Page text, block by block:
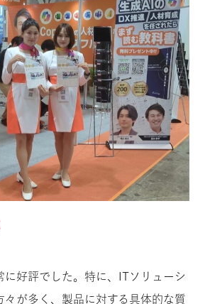
に好評でした。特に、ITソリューシ
々が多く、製品に対する具体的な質